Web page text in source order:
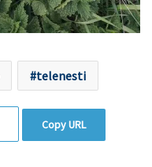
telenesti
Copy URL